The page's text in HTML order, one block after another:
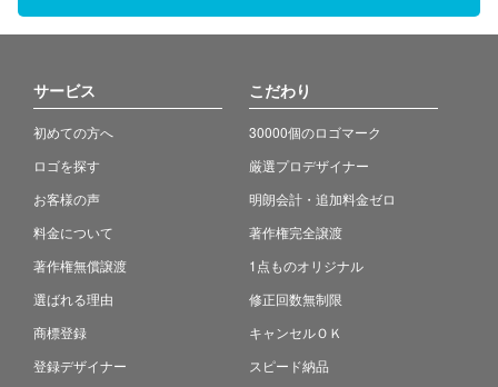
サービス
初めての方へ
ロゴを探す
お客様の声
料金について
著作権無償譲渡
選ばれる理由
商標登録
登録デザイナー
こだわり
30000個のロゴマーク
厳選プロデザイナー
明朗会計・追加料金ゼロ
著作権完全譲渡
1点ものオリジナル
修正回数無制限
キャンセルＯＫ
スピード納品